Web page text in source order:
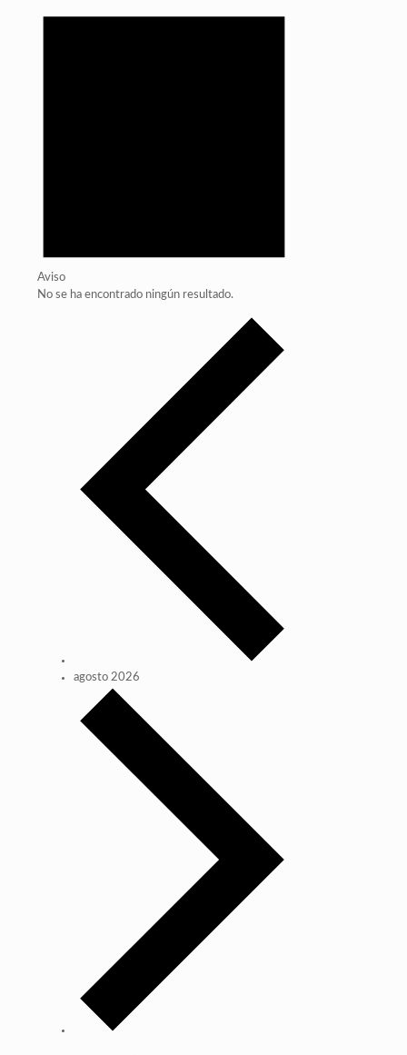
Aviso
No se ha encontrado ningún resultado.
agosto 2026